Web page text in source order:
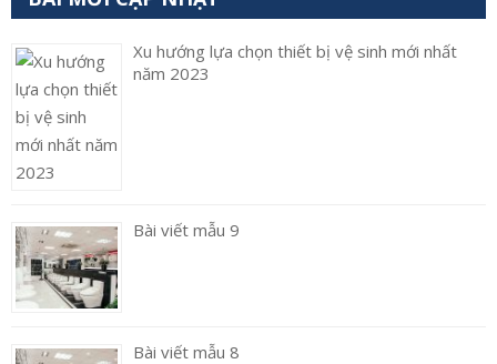
Xu hướng lựa chọn thiết bị vệ sinh mới nhất
năm 2023
Bài viết mẫu 9
Bài viết mẫu 8